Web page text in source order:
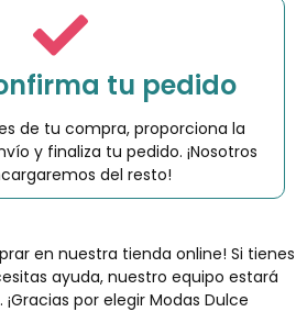
tu pedido
de tu compra, proporciona la
y finaliza tu pedido. ¡Nosotros
del resto!
en nuestra tienda online! Si tienes
ayuda, nuestro equipo estará
por elegir Modas Dulce